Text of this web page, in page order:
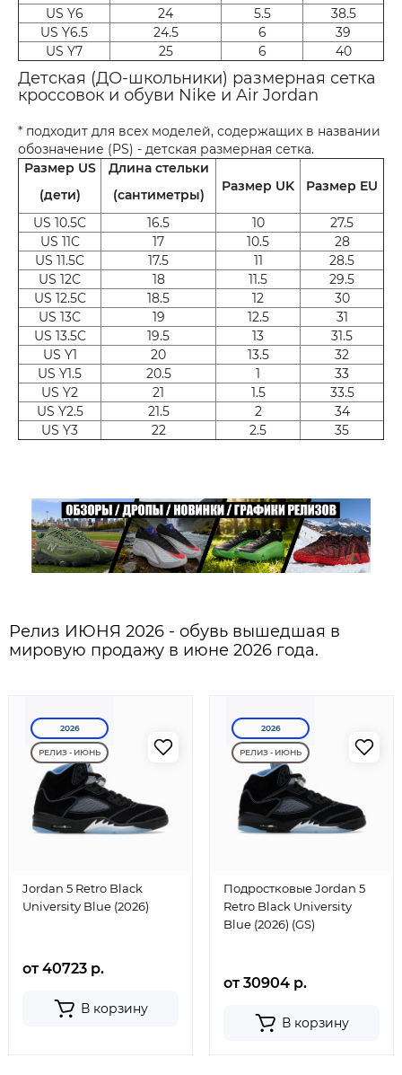
US Y6
24 5.5
38.5
US Y6.5
24.5 6
39
US Y7
25 6 40
Детская (ДО-школьники) размерная сетка
кроссовок и обуви Nike и Air Jordan
* подходит для всех моделей, содержащих в названии
обозначение (PS) - детская размерная сетка.
Размер US
(дети)
Длина стельки
(сантиметры)
Размер UK Размер EU
US 10.5C 16.5 10
27.5
US 11C
17 10.5
28
US 11.5C
17.5 11
28.5
US 12C
18 11.5
29.5
US 12.5C
18.5 12
30
US 13C
19 12.5
31
US 13.5C
19.5 13
31.5
US Y1
20 13.5
32
US Y1.5
20.5 1
33
US Y2
21 1.5
33.5
US Y2.5
21.5 2
34
US Y3
22 2.5 35
Релиз ИЮНЯ 2026 - обувь вышедшая в
мировую продажу в июне 2026 года.
2026
РЕЛИЗ - ИЮНЬ
Jordan 5 Retro Black
University Blue (2026)
от 40723 р.
В корзину
2026
РЕЛИЗ - ИЮНЬ
Подростковые Jordan 5
Retro Black University
Blue (2026) (GS)
от 30904 р.
В корзину